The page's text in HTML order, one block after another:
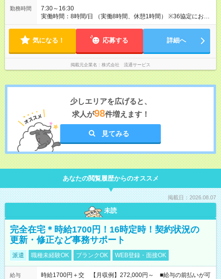
勤務時間
7:30～16:30
実働時間：8時間/日 （実働8時間、休憩1時間） ※36協定におけ
る特別条項あり ◎残業は1日0～2時間ほどです。慣れていくうち
気になる！ 応募する 詳細へ
掲載元企業名 株式会社 流通サービス
少しエリアを広げると、
求人が98件増えます！
見てみる
あなたの閲覧履歴からのオススメ
掲載日：2026.08.07
未読
完全在宅＊時給1700円！16時定時！契約状況の
更新・修正など事務サポート
派遣 職種未経験OK ブランクOK WEB登録・面接OK
給与
時給1700円＋交 【月収例】272,000円～ ■給与の前払いが可